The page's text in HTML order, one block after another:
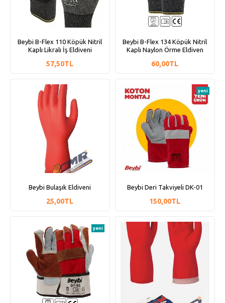
Beybi B-Flex 110 Köpük Nitril
Kaplı Likralı İş Eldiveni
57,50TL
Beybi B-Flex 134 Köpük Nitril
Kaplı Naylon Örme Eldiven
60,00TL
Beybi Bulaşık Eldiveni
25,00TL
yeni
Beybi Deri Takviyeli DK-01
150,00TL
yeni